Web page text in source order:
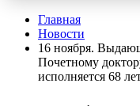
Главная
Новости
16 ноября.
Почетному
исполняется 68